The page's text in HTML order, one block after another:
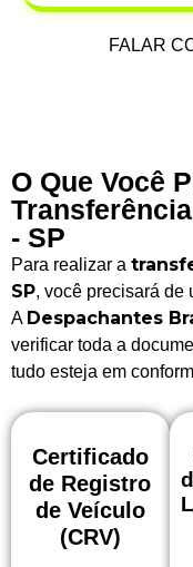
FALAR
O Que Você
- SP
Para realizar a
SP, você precisará de
A Despachantes
verificar toda a
tudo esteja em
Certificado
de Registro
de Veículo
(CRV)